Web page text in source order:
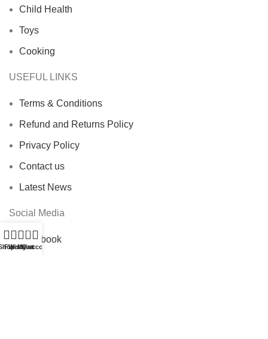
Child Health
Toys
Cooking
USEFUL LINKS
Terms & Conditions
Refund and Returns Policy
Privacy Policy
Contact us
Latest News
Social Media
Facebook
Filters
Wishlist
0
Cart
My account